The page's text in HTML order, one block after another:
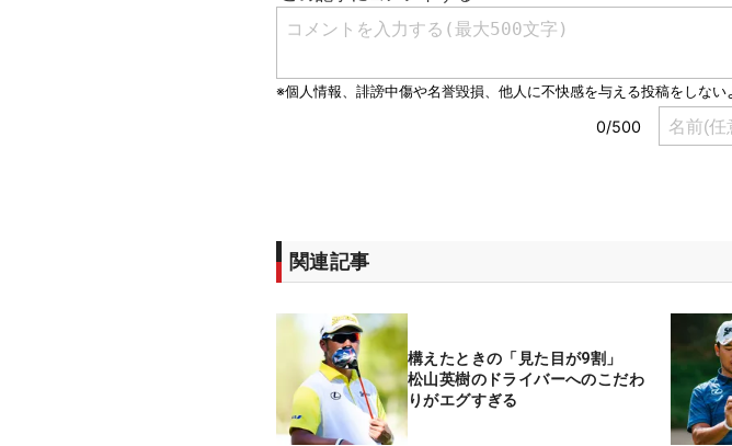
関連記事
構えたときの「見た目が9割」
松山英樹のドライバーへのこだわ
りがエグすぎる